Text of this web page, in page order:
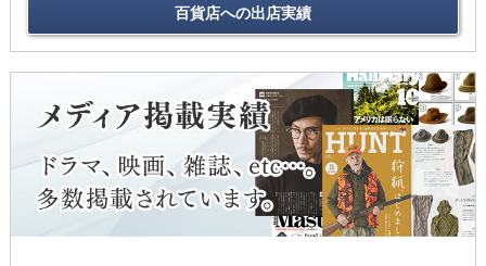
百貨店への出店実績